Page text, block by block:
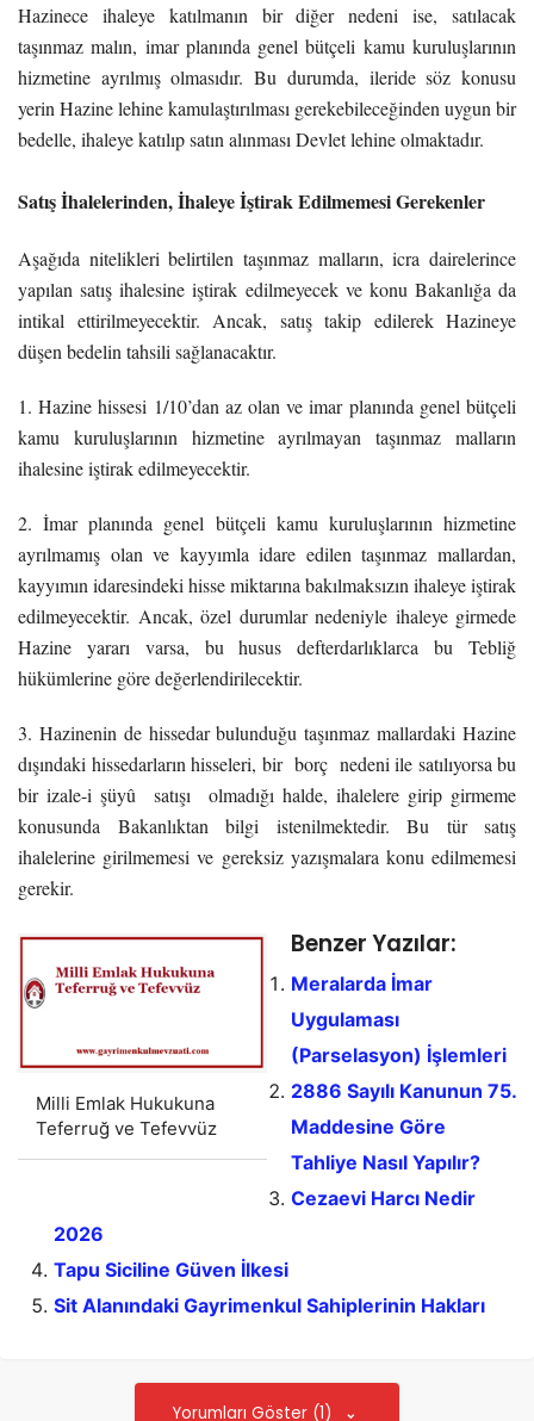
Hazinece ihaleye katılmanın bir diğer nedeni ise, satılacak
taşınmaz malın, imar planında genel bütçeli kamu kuruluşlarının
hizmetine ayrılmış olmasıdır. Bu durumda, ileride söz konusu
yerin Hazine lehine kamulaştırılması gerekebileceğinden uygun bir
bedelle, ihaleye katılıp satın alınması Devlet lehine olmaktadır.
Satış İhalelerinden, İhaleye İştirak Edilmemesi Gerekenler
Aşağıda nitelikleri belirtilen taşınmaz malların, icra dairelerince
yapılan satış ihalesine iştirak edilmeyecek ve konu Bakanlığa da
intikal ettirilmeyecektir. Ancak, satış takip edilerek Hazineye
düşen bedelin tahsili sağlanacaktır.
1. Hazine hissesi 1/10’dan az olan ve imar planında genel bütçeli
kamu kuruluşlarının hizmetine ayrılmayan taşınmaz malların
ihalesine iştirak edilmeyecektir.
2. İmar planında genel bütçeli kamu kuruluşlarının hizmetine
ayrılmamış olan ve kayyımla idare edilen taşınmaz mallardan,
kayyımın idaresindeki hisse miktarına bakılmaksızın ihaleye iştirak
edilmeyecektir. Ancak, özel durumlar nedeniyle ihaleye girmede
Hazine yararı varsa, bu husus defterdarlıklarca bu Tebliğ
hükümlerine göre değerlendirilecektir.
3. Hazinenin de hissedar bulunduğu taşınmaz mallardaki Hazine
dışındaki hissedarların hisseleri, bir borç nedeni ile satılıyorsa bu
bir izale-i şüyû satışı olmadığı halde, ihalelere girip girmeme
konusunda Bakanlıktan bilgi istenilmektedir. Bu tür satış
ihalelerine girilmemesi ve gereksiz yazışmalara konu edilmemesi
gerekir.
Milli Emlak Hukukuna
Teferruğ ve Tefevvüz
Benzer Yazılar:
Meralarda İmar
Uygulaması
(Parselasyon) İşlemleri
2886 Sayılı Kanunun 75.
Maddesine Göre
Tahliye Nasıl Yapılır?
Cezaevi Harcı Nedir
2026
Tapu Siciline Güven İlkesi
Sit Alanındaki Gayrimenkul Sahiplerinin Hakları
Yorumları Göster (1)